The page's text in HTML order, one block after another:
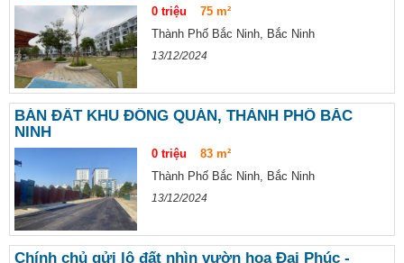
0 triệu
75 m²
Thành Phố Bắc Ninh, Bắc Ninh
13/12/2024
BÁN ĐẤT KHU ĐỒNG QUÁN, THÀNH PHỐ BẮC
NINH
0 triệu
83 m²
Thành Phố Bắc Ninh, Bắc Ninh
13/12/2024
Chính chủ gửi lô đất nhìn vườn hoa Đại Phúc -